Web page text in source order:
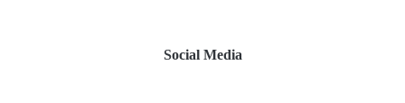
Social Media